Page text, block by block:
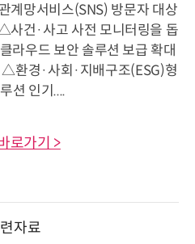
계망서비스(SNS) 방문자 대상
사건·사고 사전 모니터링을 돕
라우드 보안 솔루션 보급 확대
환경·사회·지배구조(ESG)형
션 인기....
로가기 >
자료